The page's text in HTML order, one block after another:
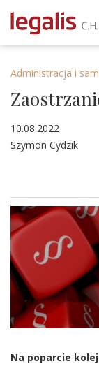
Administracja i
10.08.2022
Szymon Cydzik
Na poparcie